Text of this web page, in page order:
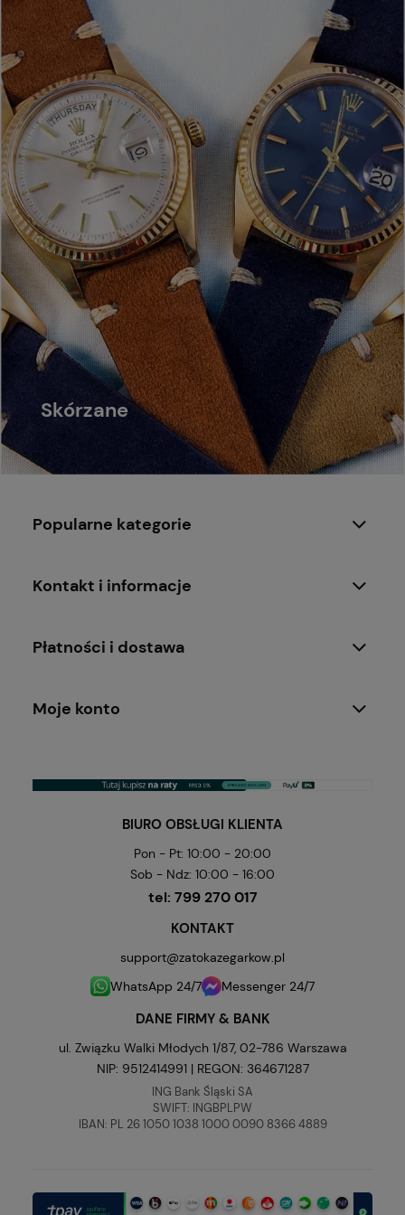
Skórzane
Popularne kategorie
Kontakt i informacje
Płatności i dostawa
Moje konto
BIURO OBSŁUGI KLIENTA
Pon - Pt: 10:00 - 20:00
Sob - Ndz: 10:00 - 16:00
tel: 799 270 017
KONTAKT
support@zatokazegarkow.pl
WhatsApp 24/7
Messenger 24/7
DANE FIRMY & BANK
ul. Związku Walki Młodych 1/87, 02-786 Warszawa
NIP: 9512414991 | REGON: 364671287
ING Bank Śląski SA
SWIFT: INGBPLPW
IBAN: PL 26 1050 1038 1000 0090 8366 4889